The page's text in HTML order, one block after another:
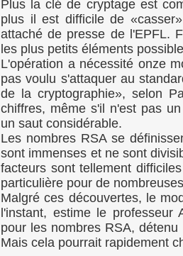
Plus la clé de cryptage est
plus il est difficile de
attaché de presse de l'EPFL.
les plus petits éléments
L'opération a nécessité onze
pas voulu s'attaquer au
de la cryptographie», selon
chiffres, même s'il n'est pas
un saut considérable.
Les nombres RSA se
sont immenses et ne sont
facteurs sont tellement
particulière pour de
Malgré ces découvertes, le
l'instant, estime le
pour les nombres RSA,
Mais cela pourrait rapidement